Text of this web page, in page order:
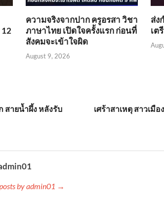
ความจริงจากปาก ครูอรสา วิชา
ภาษาไทย เปิดใจครั้งแรก ก่อนที่
สังคมจะเข้าใจผิด
August 9, 2026
ส่ง
เต
สายน้ำผึ้ง หลังรับ
เศร้าสาเหตุ สาวเมื
by admin01 →